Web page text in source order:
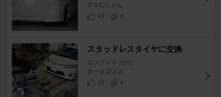
すすむしさん
47
6
スタッドレスタイヤに交換
エスティマ [50系]
あーる32さん
23
6